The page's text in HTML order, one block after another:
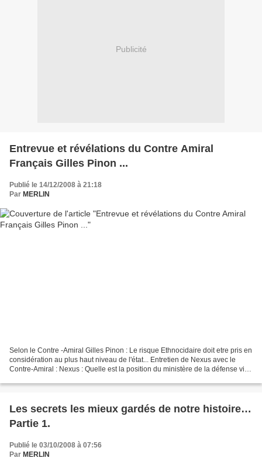
Publicité
Entrevue et révélations du Contre Amiral
Français Gilles Pinon ...
Publié le 14/12/2008 à 21:18
Par MERLIN
Selon le Contre -Amiral Gilles Pinon : Le risque Ethnocidaire doit etre pris en
considération au plus haut niveau de l'état... Entretien de Nexus avec le
Contre-Amiral : Nexus : Quelle est la position du ministère de la défense vis-
Les secrets les mieux gardés de notre histoire…
Partie 1.
Publié le 03/10/2008 à 07:56
Par MERLIN